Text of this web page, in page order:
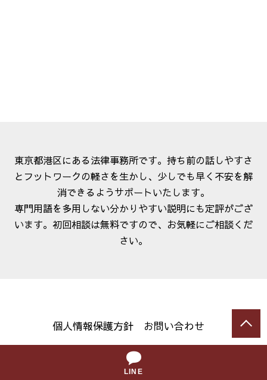
東京都港区にある法律事務所です。持ち前の話しやすさ
とフットワークの軽さを生かし、少しでも早く不安を解
消できるようサポートいたします。
専門用語を多用しない分かりやすい説明にも定評がござ
います。初回相談は無料ですので、お気軽にご相談くだ
さい。
個人情報保護方針 お問い合わせ